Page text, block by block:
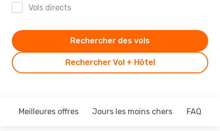
Vols directs
Rechercher Vol + Hôtel
Rechercher des vols
Meilleures offres Jours les moins chers FAQ